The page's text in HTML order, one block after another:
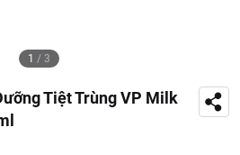
1 / 3
Tiệt Trùng VP Milk